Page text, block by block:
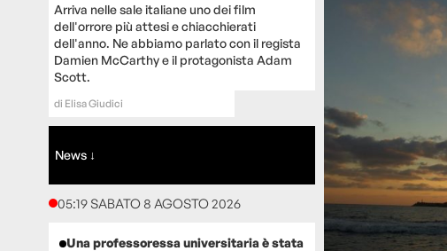
Arriva nelle sale italiane uno dei film
dell'orrore più attesi e chiacchierati
dell'anno. Ne abbiamo parlato con il regista
Damien McCarthy e il protagonista Adam
Scott.
di Elisa Giudici
News ↓
05:19 SABATO 8 AGOSTO 2026
Una professoressa universitaria è stata